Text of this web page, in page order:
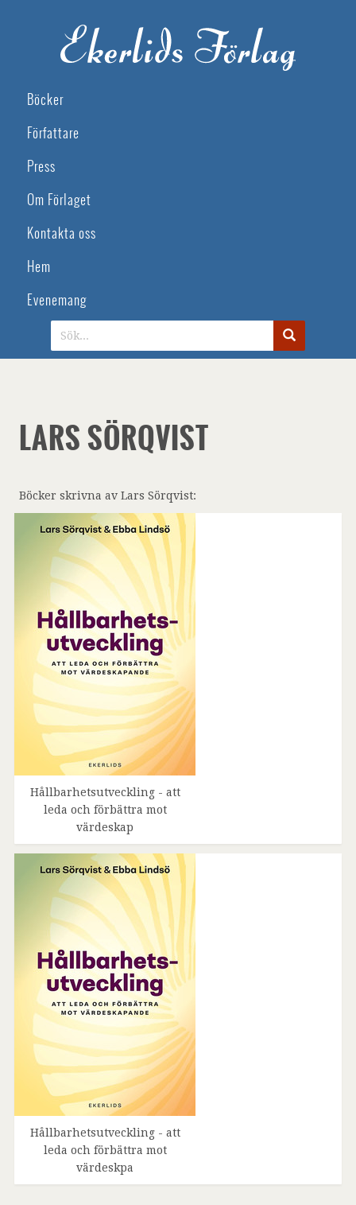
Böcker
Författare
Press
Om Förlaget
Kontakta oss
Hem
Evenemang
LARS SÖRQVIST
Böcker skrivna av Lars Sörqvist:
Hållbarhetsutveckling - att
leda och förbättra mot
värdeskap
Hållbarhetsutveckling - att
leda och förbättra mot
värdeskpa